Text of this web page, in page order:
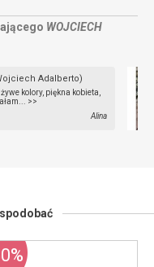
WOJCIECH
Adalberto)
kolory, piękna kobieta,
>>
Alina